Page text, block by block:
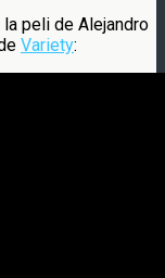
la peli de Alejandro
Variety: